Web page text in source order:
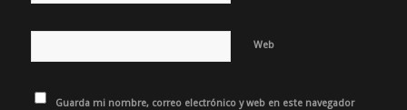
Web
Guarda mi nombre, correo electrónico y web en este navegador